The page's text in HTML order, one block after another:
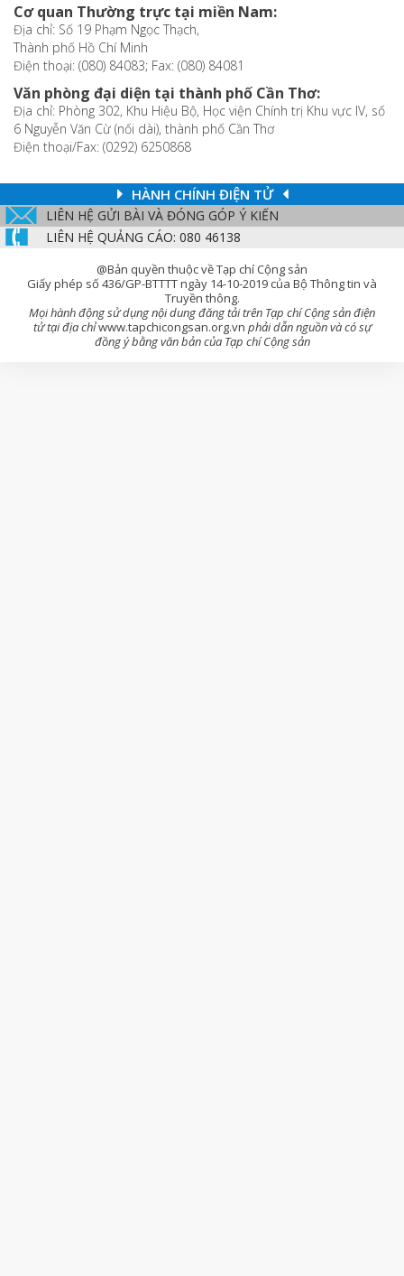
Cơ quan Thường trực tại miền Nam:
Địa chỉ: Số 19 Phạm Ngọc Thạch,
Thành phố Hồ Chí Minh
Điện thoại: (080) 84083; Fax: (080) 84081
Văn phòng đại diện tại thành phố Cần Thơ:
Địa chỉ: Phòng 302, Khu Hiệu Bộ, Học viện Chính trị Khu vực IV, số
6 Nguyễn Văn Cừ (nối dài), thành phố Cần Thơ
Điện thoại/Fax: (0292) 6250868
HÀNH CHÍNH ĐIỆN TỬ
LIÊN HỆ GỬI BÀI VÀ ĐÓNG GÓP Ý KIẾN
LIÊN HỆ QUẢNG CÁO: 080 46138
@Bản quyền thuộc về Tạp chí Cộng sản
Giấy phép số 436/GP-BTTTT ngày 14-10-2019 của Bộ Thông tin và
Truyền thông.
Mọi hành động sử dụng nội dung đăng tải trên Tạp chí Cộng sản điện
tử tại địa chỉwww.tapchicongsan.org.vn phải dẫn nguồn và có sự
đồng ý bằng văn bản của Tạp chí Cộng sản